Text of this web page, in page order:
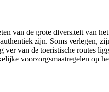
van de grote diversiteit van
zijn. Soms verlegen,
van de toeristische routes
voorzorgsmaatregelen op